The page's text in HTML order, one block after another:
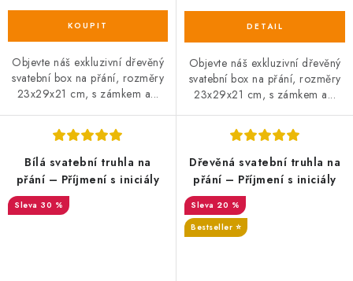
Objevte náš exkluzivní dřevěný
svatební box na přání, rozměry
23x29x21 cm, s zámkem a...
Objevte náš exkluzivní dřevěný
svatební box na přání, rozměry
23x29x21 cm, s zámkem a...
Bílá svatební truhla na
přání – Příjmení s iniciály
30 %
Dřevěná svatební truhla na
přání – Příjmení s iniciály
20 %
Bestseller ⭐️